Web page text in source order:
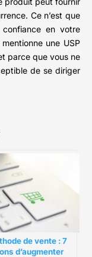
Ce n’est que
en votre
une USP
parce que vous ne
de se diriger
de vente : 7
d’augmenter